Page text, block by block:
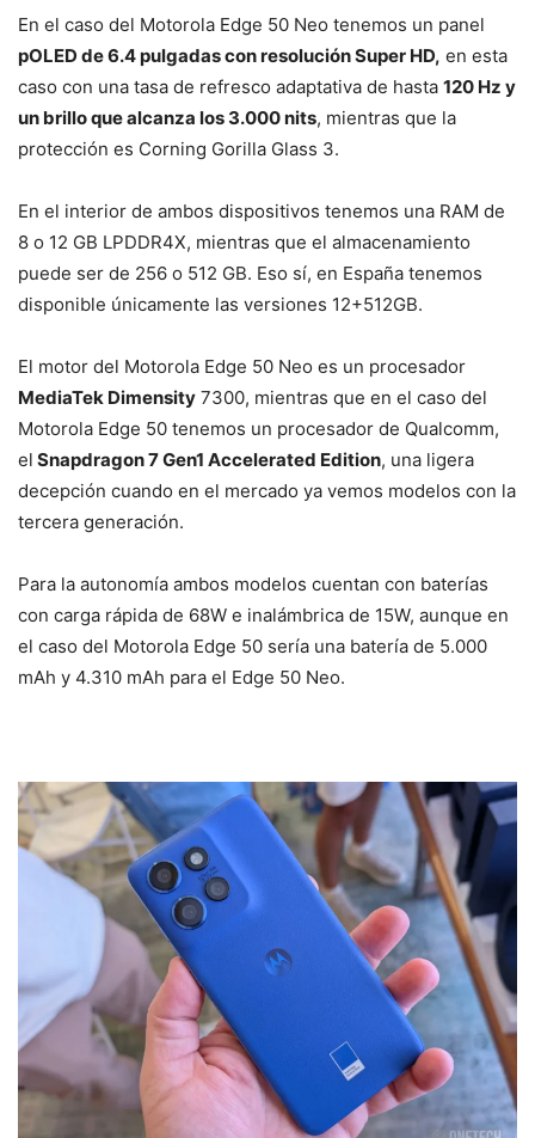
En el caso del Motorola Edge 50 Neo tenemos un panel
pOLED de 6.4 pulgadas con resolución Super HD, en esta
caso con una tasa de refresco adaptativa de hasta 120 Hz y
un brillo que alcanza los 3.000 nits, mientras que la
protección es Corning Gorilla Glass 3.
En el interior de ambos dispositivos tenemos una RAM de
8 o 12 GB LPDDR4X, mientras que el almacenamiento
puede ser de 256 o 512 GB. Eso sí, en España tenemos
disponible únicamente las versiones 12+512GB.
El motor del Motorola Edge 50 Neo es un procesador
MediaTek Dimensity 7300, mientras que en el caso del
Motorola Edge 50 tenemos un procesador de Qualcomm,
el Snapdragon 7 Gen1 Accelerated Edition, una ligera
decepción cuando en el mercado ya vemos modelos con la
tercera generación.
Para la autonomía ambos modelos cuentan con baterías
con carga rápida de 68W e inalámbrica de 15W, aunque en
el caso del Motorola Edge 50 sería una batería de 5.000
mAh y 4.310 mAh para el Edge 50 Neo.